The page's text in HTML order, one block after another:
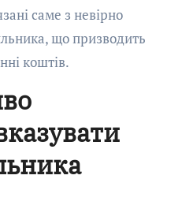
саме з невірно
що призводить
коштів.